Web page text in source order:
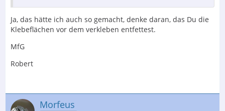
Ja, das hätte ich auch so gemacht, denke daran, das Du die
Klebeflächen vor dem verkleben entfettest.
MfG
Robert
Morfeus